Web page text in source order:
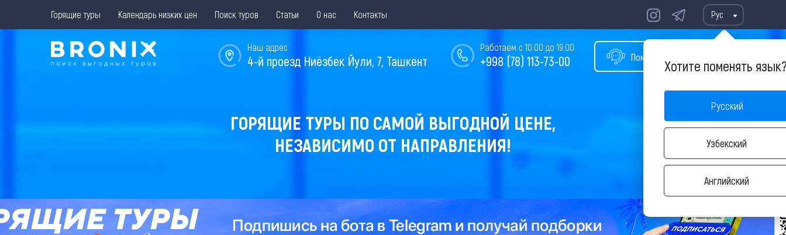
Горящие туры Календарь низких цен Поиск туров Статьи О нас Контакты Рус
Хотите поменять
Русский
Узбекский
Английский
Помощь в подборе тура
Работаем с 10:00 до 19:00
+998 (78) 113-73-00
Наш адрес
4-й проезд Ниёзбек Йули, 7, Ташкент
ГОРЯЩИЕ ТУРЫ ПО САМОЙ ВЫГОДНОЙ ЦЕНЕ,
НЕЗАВИСИМО ОТ НАПРАВЛЕНИЯ!